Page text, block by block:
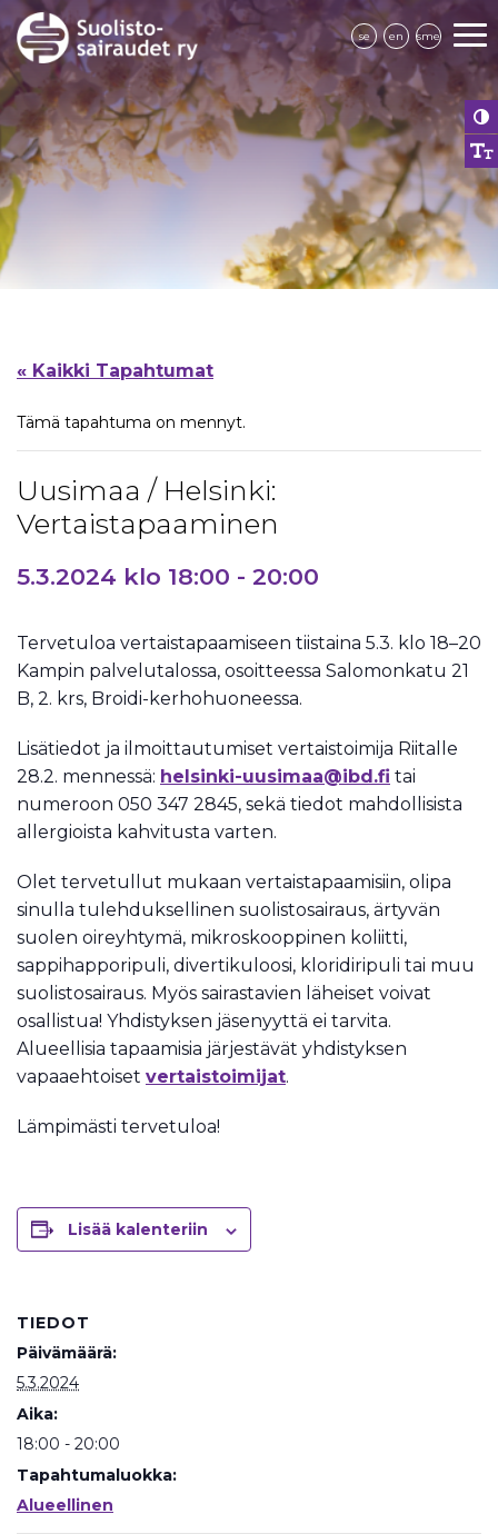
se en sme
« Kaikki Tapahtumat
Tämä tapahtuma on mennyt.
Uusimaa / Helsinki:
Vertaistapaaminen
5.3.2024 klo 18:00 - 20:00
Tervetuloa vertaistapaamiseen tiistaina 5.3. klo 18–20
Kampin palvelutalossa, osoitteessa Salomonkatu 21
B, 2. krs, Broidi-kerhohuoneessa.
Lisätiedot ja ilmoittautumiset vertaistoimija Riitalle
28.2. mennessä: helsinki-uusimaa@ibd.fi tai
numeroon 050 347 2845, sekä tiedot mahdollisista
allergioista kahvitusta varten.
Olet tervetullut mukaan vertaistapaamisiin, olipa
sinulla tulehduksellinen suolistosairaus, ärtyvän
suolen oireyhtymä, mikroskooppinen koliitti,
sappihapporipuli, divertikuloosi, kloridiripuli tai muu
suolistosairaus. Myös sairastavien läheiset voivat
osallistua! Yhdistyksen jäsenyyttä ei tarvita.
Alueellisia tapaamisia järjestävät yhdistyksen
vapaaehtoiset vertaistoimijat.
Lämpimästi tervetuloa!
Lisää kalenteriin
TIEDOT
Päivämäärä:
5.3.2024
Aika:
18:00 - 20:00
Tapahtumaluokka:
Alueellinen